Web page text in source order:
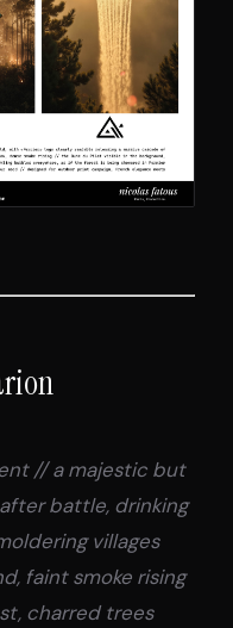
// a majestic but
battle, drinking
villages
faint smoke rising
charred trees